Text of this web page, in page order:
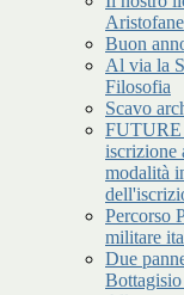
Aristofane
Buon
Al via la
Filosofia
Scavo
FUTURE
iscrizione
modalità
Percorso
militare
Due